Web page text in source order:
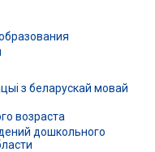
з беларускай мовай
возраста
дошкольного